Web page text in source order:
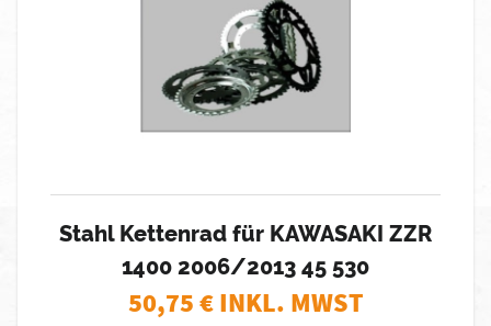
Stahl Kettenrad für KAWASAKI ZZR
1400 2006/2013 45 530
50,75€ INKL. MWST